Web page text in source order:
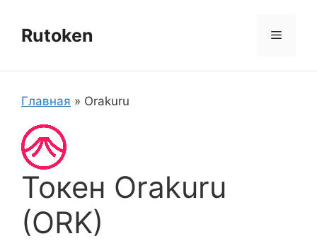
содержимому
Rutoken Меню
Главная » Orakuru
Токен Orakuru
(ORK)